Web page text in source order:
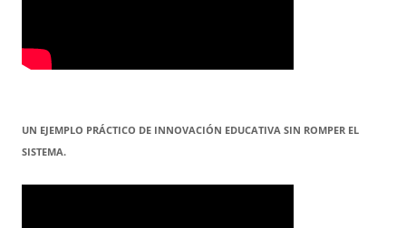
UN EJEMPLO PRÁCTICO DE INNOVACIÓN EDUCATIVA SIN ROMPER EL
SISTEMA.